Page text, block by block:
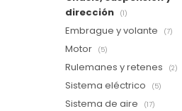
dirección
(1)
Embrague y volante (7)
Motor (5)
Rulemanes y retenes (2)
Sistema eléctrico (5)
Sistema de aire (17)